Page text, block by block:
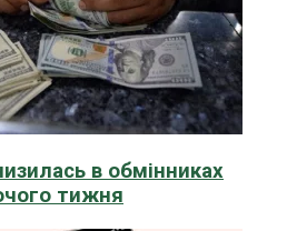
в обмінниках
тижня